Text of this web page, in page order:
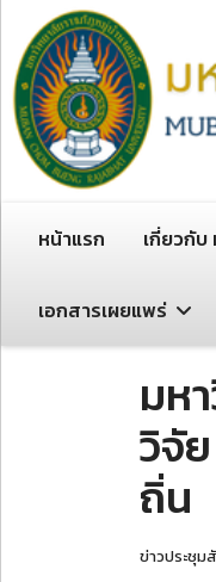
หน้าแรก เกี่ยวกับ
เอกสารเผยแพร่
มห
วิจั
ถิ่น
ข่าวประชุ